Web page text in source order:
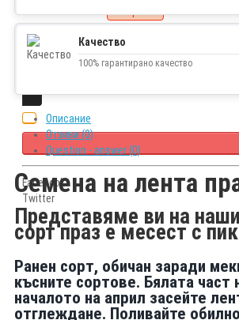
Facebook
Twitter
Качество
100% гарантирано качество
Описание
Отзиви (0)
Question - answer (0)
Семена на лента
Представяме ви на
сорт праз е месест с
Ранен сорт, обичан заради
късните сортове. Бялата част
началото на април засейте
отглеждане. Поливайте